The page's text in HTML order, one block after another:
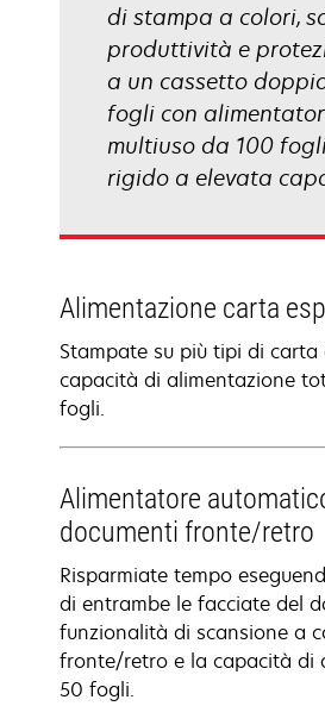
di stampa a colori,
produttività e
a un cassetto
fogli con
multiuso da 100
rigido a elevata
Alimentazione carta
Stampate su più tipi di carta
capacità di alimentazione
fogli.
Alimentatore
documenti fronte/retro
Risparmiate tempo
di entrambe le facciate del
funzionalità di scansione a
fronte/retro e la capacità di
50 fogli.